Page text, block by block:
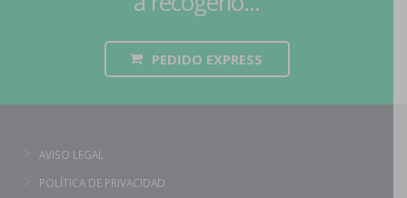
PEDIDO EXPRESS
AVISO LEGAL
POLÍTICA DE PRIVACIDAD